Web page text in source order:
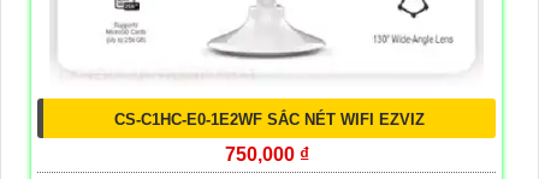
CS-C1HC-E0-1E2WF SẮC NÉT WIFI EZVIZ
750,000 ₫